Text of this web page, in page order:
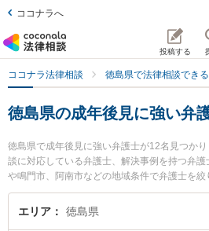
ココナラへ
投稿する
ココナラ法律相談 徳島県で法律相談でき
徳島県の成年後見に強い弁
徳島県で成年後見に強い弁護士が12名見つか
談に対応している弁護士、解決事例を持つ弁
や鳴門市、阿南市などの地域条件で弁護士を
する家族間の相続トラブルや認知症の相続、
込み検索もでき便利です。特に泉法律事務所
エリア 徳島県